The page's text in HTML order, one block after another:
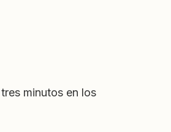
minutos en los